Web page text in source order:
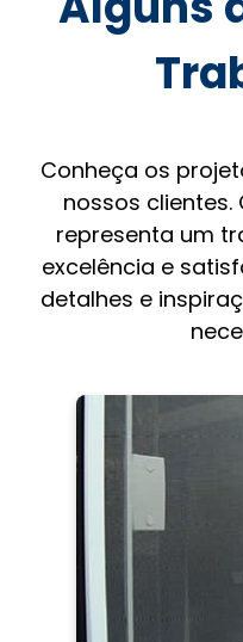
Conheça os
nossos
representa um
excelência e
detalhes e